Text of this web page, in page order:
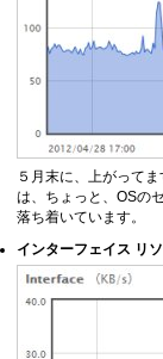
５月末に、上がって
は、ちょっと、OSの
落ち着いています。
インターフェイス リ